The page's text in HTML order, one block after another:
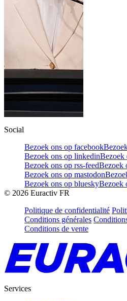
Social
Bezoek ons op facebook
Bezoek ons op linkedinBezoek
Bezoek ons op rss-feedBezoek
Bezoek ons op mastodon
Bezoek ons op blueskyBezoek
© 2026 Euractiv FR
Politique de confidentialité
Conditions générales
Conditions de vente
Services